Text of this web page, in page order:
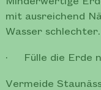
mit ausreichend
Wasser schlechter.
· Fülle die Erde
Vermeide